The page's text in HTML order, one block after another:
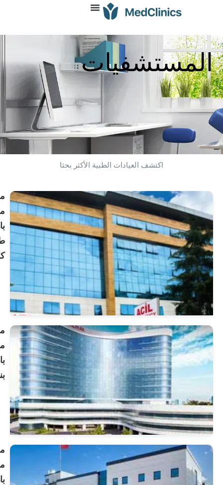
اكتشف العيادات الطبية الأكثر بحثا
مستشفى
ميديكال
بارك
طرابزون
كارادينيز
الملف
الشخصي
مستشفى
ميديكال
بارك
بنديك
انظر
الملف
الشخصي
مستشفى
بارك